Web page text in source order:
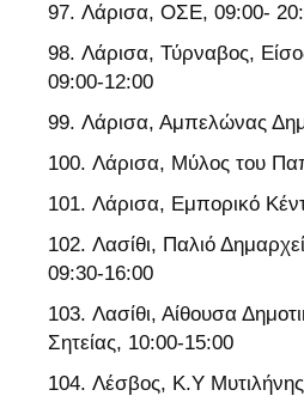
Λάρισα, ΟΣΕ, 09:00-
Λάρισα, Τύρναβος,
09:00-12:00
Λάρισα, Αμπελώνας
Λάρισα, Μύλος του
Λάρισα, Εμπορικό
Λασίθι, Παλιό
09:30-16:00
Λασίθι, Αίθουσα
Σητείας, 10:00-15:00
Λέσβος, Κ.Υ